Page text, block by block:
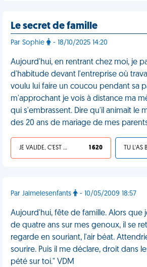
Le secret de famille
Par Sophie - 18/10/2025 14:20
Aujourd'hui, en rentrant chez moi, je
d'habitude devant l'entreprise où
voulu lui faire un coucou pendant sa
m'approchant je vois à distance ma
qui s'embrassent. Dire qu'il animait le
des 20 ans de mariage de mes
JE VALIDE, C'EST UNE VDM 1 620
Par Jaimelesenfants - 10/05/2009 18:57
Aujourd'hui, fête de famille. Alors que
de quatre ans sur mes genoux, il se
regarde en souriant, l'air béat.
sourire. Puis il me déclare, droit dans
pété sur toi." VDM